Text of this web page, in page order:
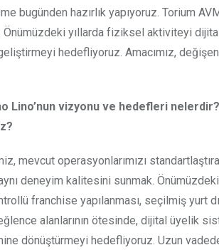
bugünden hazırlık yapıyoruz. Torium
Önümüzdeki yıllarda fiziksel aktiviteyi
hedefliyoruz. Amacımız,
Lino’nun vizyonu ve hedefleri
mevcut operasyonlarımızı
deneyim kalitesini sunmak.
franchise yapılanması, seçilmiş yurt
alanlarının ötesinde, dijital üyelik
dönüştürmeyi hedefliyoruz. Uzun